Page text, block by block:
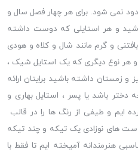
نمی شود. برای هر چهار فصل سال و
و هر استایلی که دوست داشته
و گرم مانند شال و کلاه و هودی
و هر نوع دیگری که یک استایل شیک ،
و زمستان داشته باشید برایتان ارائه
دختر باشد یا پسر ، استایل بهاری و
ایم و طیفی از رنگ ها را در قالب
های نوزادی یک تیکه و چند تیکه
هنرمندانه آمیخته ایم تا فقط با